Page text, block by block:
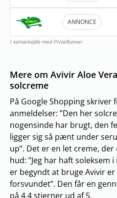
ANNONCE
I samarbejde med PriceRunner
Mere om Avivir Aloe
solcreme
På Google Shopping skriver
anmeldelser: ”Den her
nogensinde har brugt, den
ligger sig så pænt under
up”. Det er en let creme,
hud: ”Jeg har haft soleksem
er begyndt at bruge Avivir
forsvundet”. Den får en
på 4,4 stjerner ud af 5.